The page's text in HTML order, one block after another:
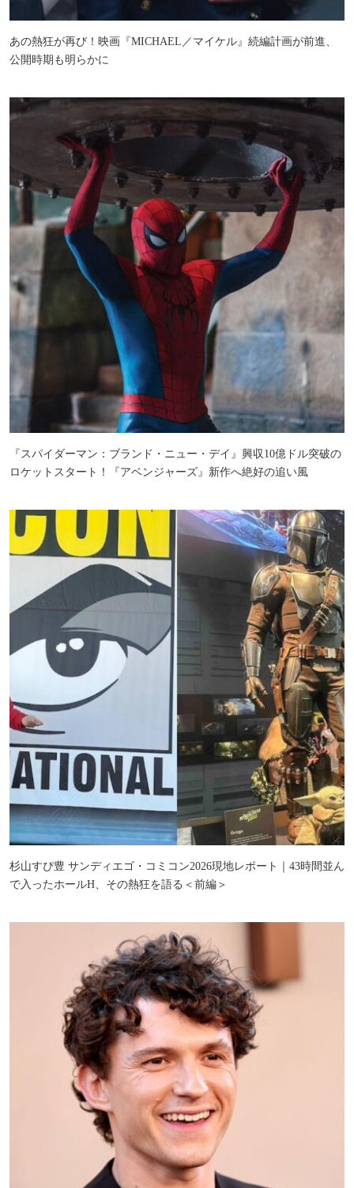
あの熱狂が再び！映画『MICHAEL／マイケル』続編計画が前進、
公開時期も明らかに
『スパイダーマン：ブランド・ニュー・デイ』興収10億ドル突破の
ロケットスタート！『アベンジャーズ』新作へ絶好の追い風
杉山すぴ豊 サンディエゴ・コミコン2026現地レポート｜43時間並ん
で入ったホールH、その熱狂を語る＜前編＞